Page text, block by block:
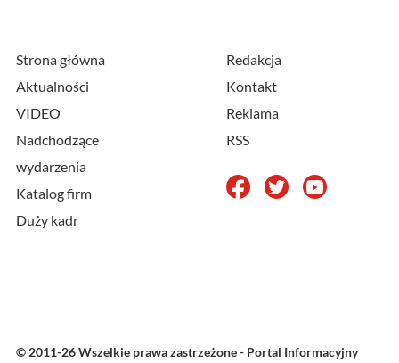
Strona główna
Aktualności
VIDEO
Nadchodzące
wydarzenia
Katalog firm
Duży kadr
Redakcja
Kontakt
Reklama
RSS
© 2011-26 Wszelkie prawa zastrzeżone - Portal Informacyjny